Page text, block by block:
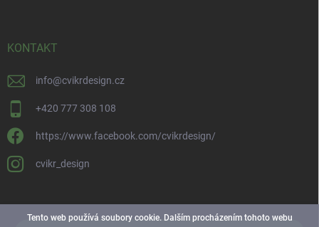
Tento web používá soubory cookie. Dalším procházením tohoto webu
KONTAKT
info@cvikrdesign.cz
+420 777 308 108
https://www.facebook.com/cvikrdesign/
cvikr_design